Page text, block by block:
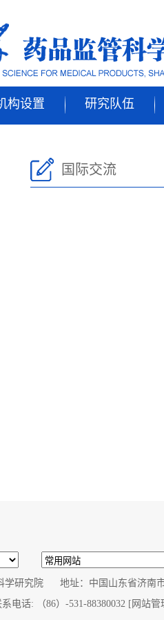
构设置 研究队伍
国际交流
学研究院 地址：中国山东省济
电话: （86）-531-88380032 [网站管